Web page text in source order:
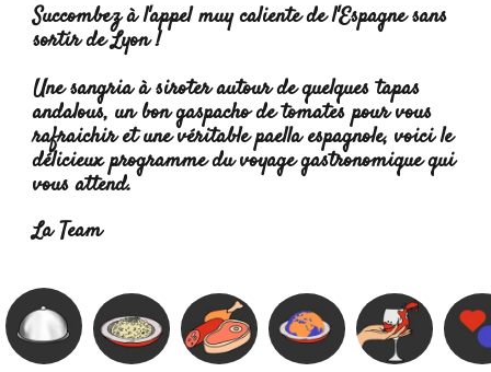
Succombez à l'appelmuy calientede l'Espagne sans
sortir de Lyon !
Une sangria à siroter autour de quelques tapas
andalous, un bon gaspacho de tomates pour vous
rafraichiret une véritable paella espagnole, voici le
délicieux programme du voyage gastronomique qui
vous attend.
La Team